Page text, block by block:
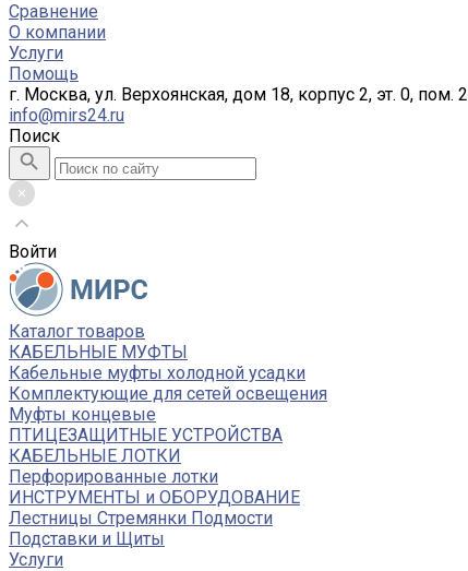
Сравнение
О компании
Услуги
Помощь
г. Москва, ул. Верхоянская, дом 18, корпус 2, эт. 0, пом. 2
info@mirs24.ru
Поиск
Войти
Каталог товаров
КАБЕЛЬНЫЕ МУФТЫ
Кабельные муфты холодной усадки
Комплектующие для сетей освещения
Муфты концевые
ПТИЦЕЗАЩИТНЫЕ УСТРОЙСТВА
КАБЕЛЬНЫЕ ЛОТКИ
Перфорированные лотки
ИНСТРУМЕНТЫ и ОБОРУДОВАНИЕ
Лестницы Стремянки Подмости
Подставки и Щиты
Услуги